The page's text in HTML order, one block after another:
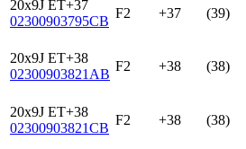
20x9J ET+37
02300903795CB
F2 +37 (39)
20x9J ET+38
02300903821AB
F2 +38 (38)
20x9J ET+38
02300903821CB
F2 +38 (38)